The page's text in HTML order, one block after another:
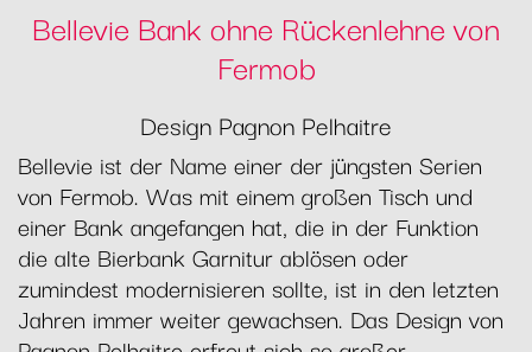
Bellevie Bank ohne Rückenlehne von
Fermob
Design Pagnon Pelhaitre
Bellevie ist der Name einer der jüngsten Serien
von Fermob. Was mit einem großen Tisch und
einer Bank angefangen hat, die in der Funktion
die alte Bierbank Garnitur ablösen oder
zumindest modernisieren sollte, ist in den letzten
Jahren immer weiter gewachsen. Das Design von